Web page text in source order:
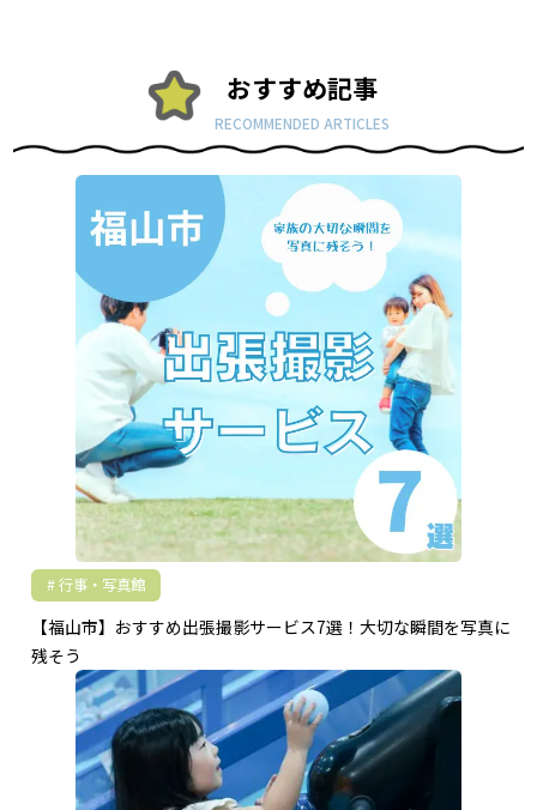
おすすめ記事
RECOMMENDED ARTICLES
行事・写真館
【福山市】おすすめ出張撮影サービス7選！大切な瞬間を写真に
残そう